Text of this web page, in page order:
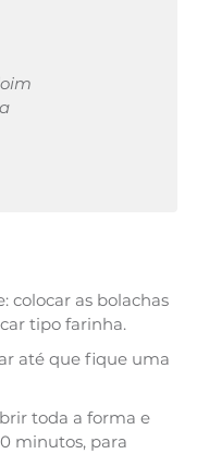
colocar as bolachas
tipo farinha.
até que fique uma
toda a forma e
minutos, para